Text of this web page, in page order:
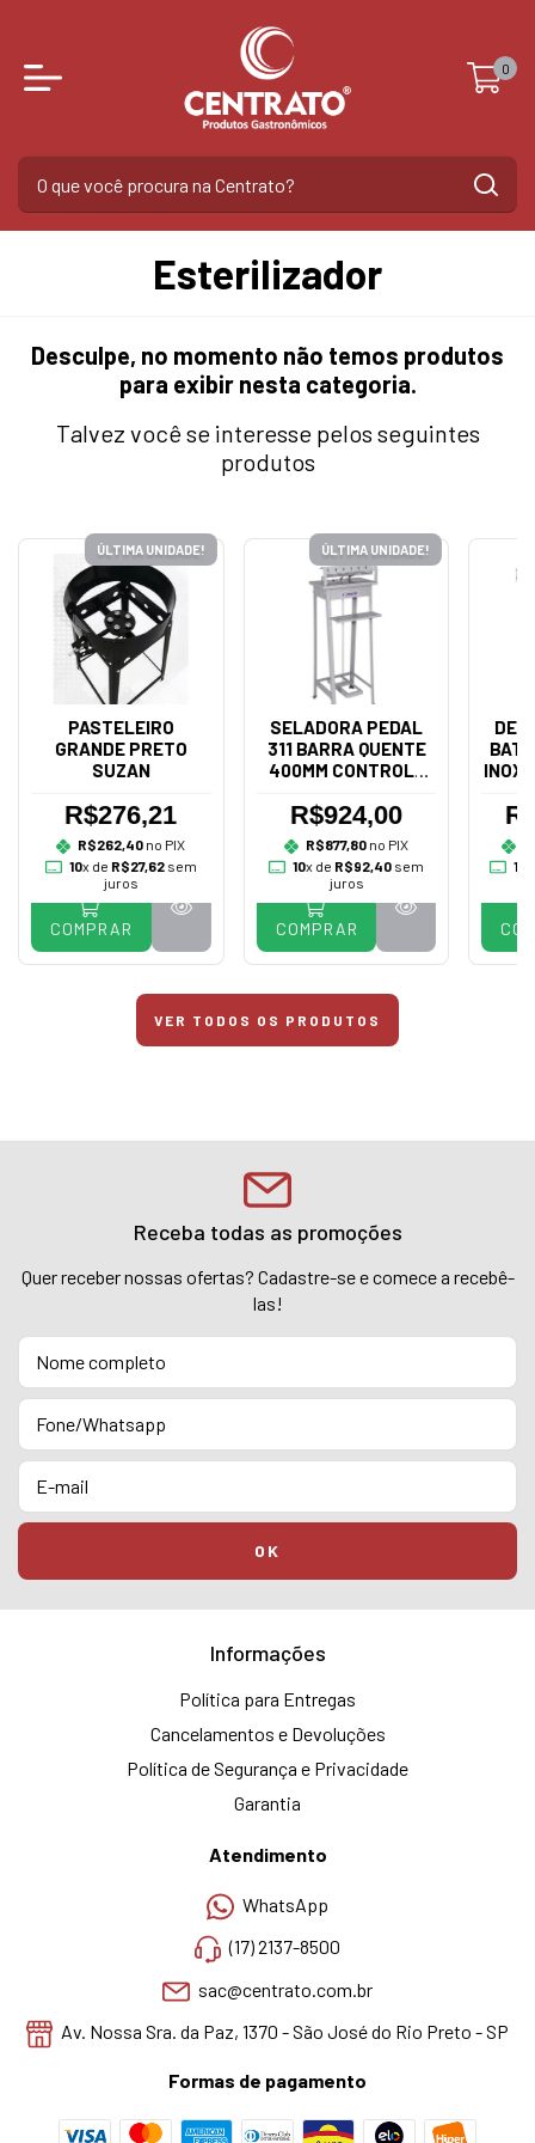
0
Esterilizador
Desculpe, no momento não temos produtos
para exibir nesta categoria.
Talvez você se interesse pelos seguintes
produtos
ÚLTIMA UNIDADE!
PASTELEIRO
GRANDE PRETO
SUZAN
R$276,21
R$262,40 no PIX
10x de R$27,62sem
juros
COMPRAR
ÚLTIMA UNIDADE!
SELADORA PEDAL
311 BARRA QUENTE
400MM CONTROLE
R$924,00
R$877,80 no PIX
10x de R$92,40sem
juros
COMPRAR
INOX
10
VER TODOS OS PRODUTOS
Receba todas as promoções
Quer receber nossas ofertas? Cadastre-se e comece a recebê-
las!
Informações
Política para Entregas
Cancelamentos e Devoluções
Política de Segurança e Privacidade
Garantia
Atendimento
WhatsApp
(17) 2137-8500
sac@centrato.com.br
Av. Nossa Sra. da Paz, 1370 - São José do Rio Preto - SP
Formas de pagamento